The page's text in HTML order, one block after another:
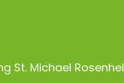
St. Michael